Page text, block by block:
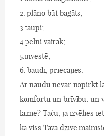
2. plāno būt bagāts;
3.taupi;
4.pelni vairāk;
5.investē;
6. baudi, priecājies.
Ar naudu nevar nopirkt
komfortu un brīvību, un
laime? Taču, ja izvēlies
ka viss Tavā dzīvē